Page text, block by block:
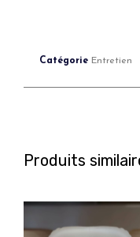
Catégorie Entretien
Produits